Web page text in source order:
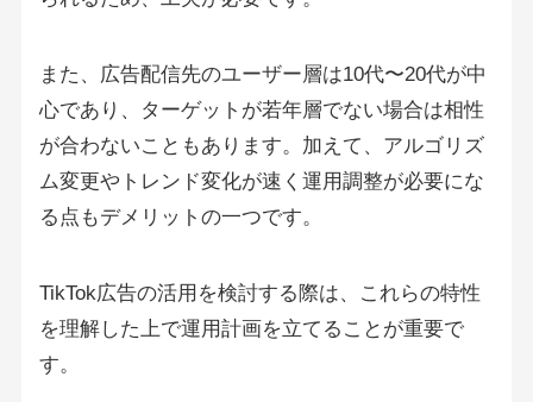
また、広告配信先のユーザー層は10代〜20代が中
心であり、ターゲットが若年層でない場合は相性
が合わないこともあります。加えて、アルゴリズ
ム変更やトレンド変化が速く運用調整が必要にな
る点もデメリットの一つです。
TikTok広告の活用を検討する際は、これらの特性
を理解した上で運用計画を立てることが重要で
す。